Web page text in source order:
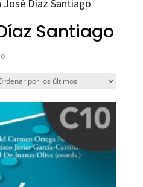
Díaz Santiago
Santiago